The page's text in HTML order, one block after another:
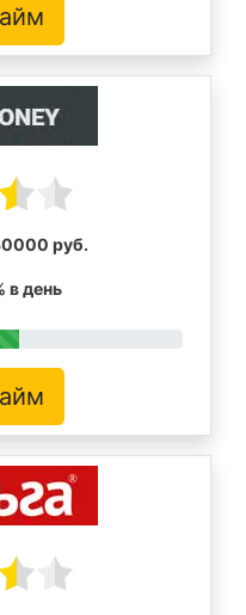
руб.
в день